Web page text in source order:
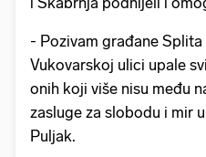
- Pozivam građane Splita
Vukovarskoj ulici upale
onih koji više nisu među
zasluge za slobodu i mir
Puljak.